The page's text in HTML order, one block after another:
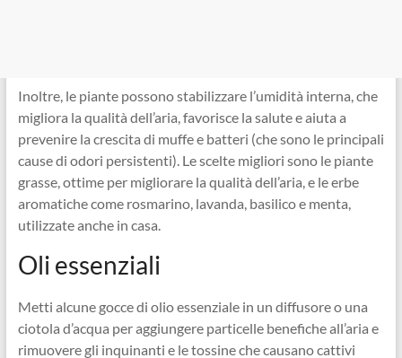
Inoltre, le piante possono stabilizzare l’umidità interna, che
migliora la qualità dell’aria, favorisce la salute e aiuta a
prevenire la crescita di muffe e batteri (che sono le principali
cause di odori persistenti). Le scelte migliori sono le piante
grasse, ottime per migliorare la qualità dell’aria, e le erbe
aromatiche come rosmarino, lavanda, basilico e menta,
utilizzate anche in casa.
Oli essenziali
Metti alcune gocce di olio essenziale in un diffusore o una
ciotola d’acqua per aggiungere particelle benefiche all’aria e
rimuovere gli inquinanti e le tossine che causano cattivi